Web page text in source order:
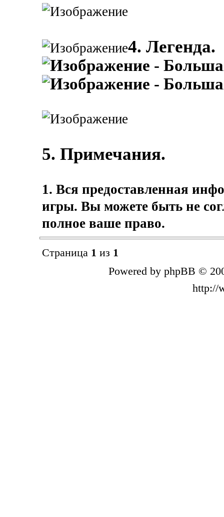
4. Легенда.
-
-
5. Примечания.
1. Вся предоставленная
игры. Вы можете быть не
полное ваше право.
Страница 1 из 1
Powered by phpBB ©
http://